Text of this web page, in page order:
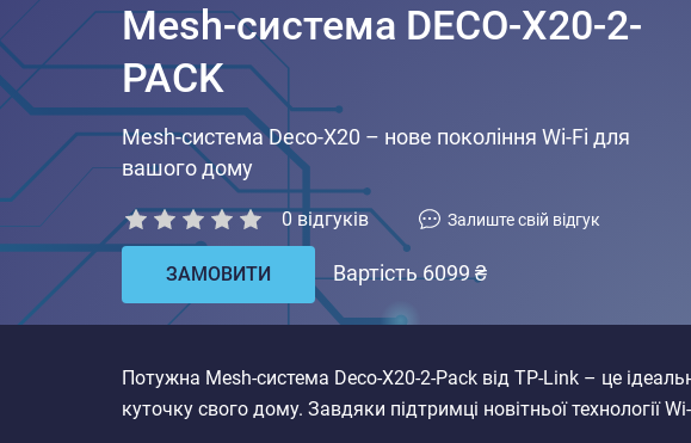
Mesh-система DECO-X20-2-
PACK
Mesh-система Deco-X20 – нове покоління Wi-Fi для
вашого дому
0відгуків Залиште свій відгук
ЗАМОВИТИ Вартість 6099 ₴
Потужна Mesh-система Deco-X20-2-Pack від TP-Link – це
куточку свого дому. Завдяки підтримці новітньої технології